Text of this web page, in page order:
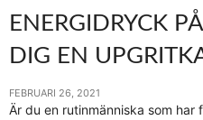
ENERGIDRYCK
DIG EN
FEBRUARI 26, 2021
Är du en rutinmänniska som